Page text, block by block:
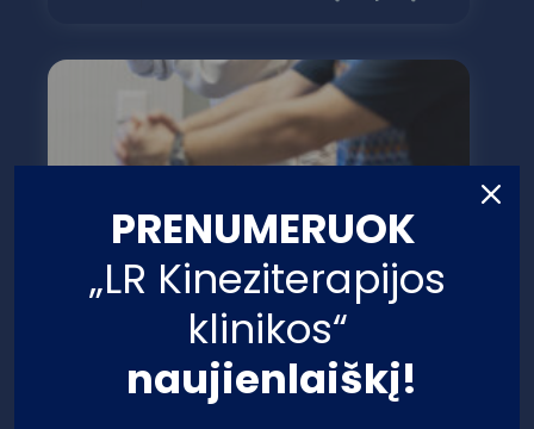
PRENUMERUOK
„LR Kineziterapijos
klinikos“
naujienlaiškį!